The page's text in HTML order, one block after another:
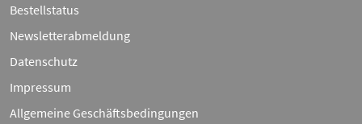
Bestellstatus
Newsletterabmeldung
Datenschutz
Impressum
Allgemeine Geschäftsbedingungen